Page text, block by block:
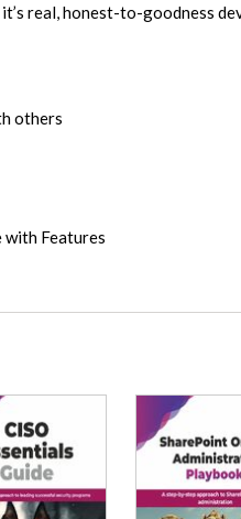
real, honest-to-goodness
others
with Features